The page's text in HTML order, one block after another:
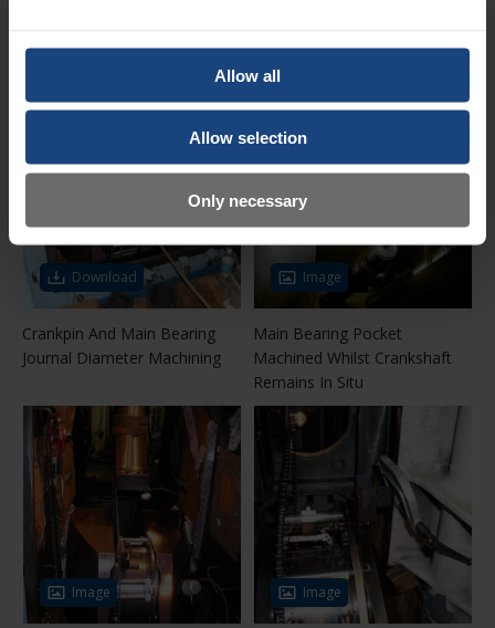
Allow all
Allow selection
Only necessary
METALOCK I AKTION
Image
Main Bearing Pocket
Machined Whilst Crankshaft
Remains In Situ
Image Image
Download
Crankpin And Main Bearing
Journal Diameter Machining